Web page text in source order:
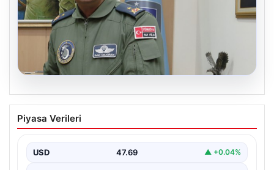
Rafet Dalkıran kimdir? Yeni Hava
Kuvvetleri Komutanı Rafet Dalkıran’ın
Piyasa Verileri
USD 47.69 ▲ +0.04%